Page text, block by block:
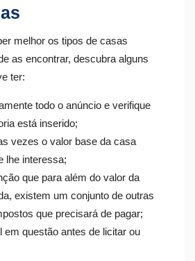
melhor os tipos de casas
as encontrar, descubra alguns
ter:
todo o anúncio e verifique
está inserido;
vezes o valor base da casa
lhe interessa;
que para além do valor da
existem um conjunto de outras
que precisará de pagar;
em questão antes de licitar ou